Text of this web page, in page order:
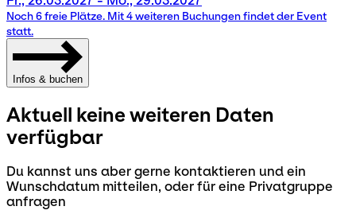
Noch 6 freie Plätze. Mit 4 weiteren Buchungen findet der Event
statt.
Infos & buchen
Aktuell keine weiteren Daten
verfügbar
Du kannst uns aber gerne kontaktieren und ein
Wunschdatum mitteilen, oder für eine Privatgruppe
anfragen